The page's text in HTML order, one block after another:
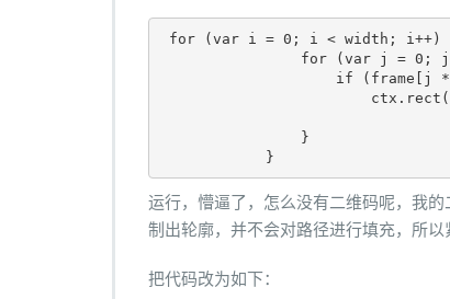
for (var i = 0 ; i < width ; i ++)
for
(var j = 0 ; j
if
( frame [ j *
                        ctx
. rect (
}
}
运行，懵逼了，怎么没有二维码呢，我
制出轮廓，并不会对路径进行填充，所以
把代码改为如下：